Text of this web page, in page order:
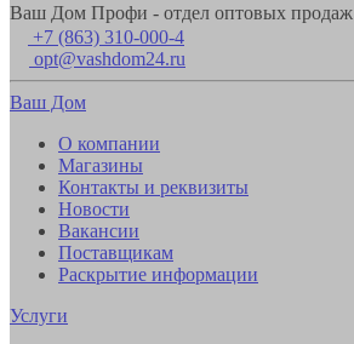
Ваш Дом Профи - отдел оптовых продаж
+7 (863) 310-000-4
opt@vashdom24.ru
Ваш Дом
О компании
Магазины
Контакты и реквизиты
Новости
Вакансии
Поставщикам
Раскрытие информации
Услуги